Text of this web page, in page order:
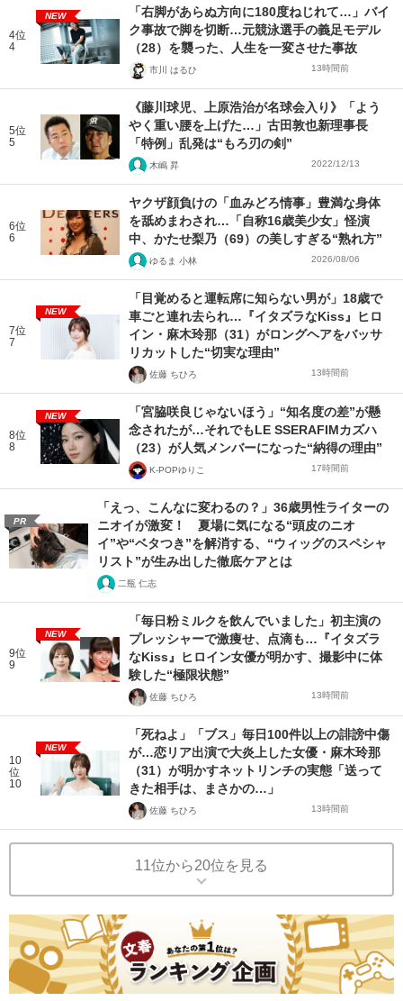
4位
4
NEW
「右脚があらぬ方向に180度ねじれて…」バイ
ク事故で脚を切断…元競泳選手の義足モデル
（28）を襲った、人生を一変させた事故
市川 はるひ 13時間前
5位
5
《藤川球児、上原浩治が名球会入り》「よう
やく重い腰を上げた…」古田敦也新理事長
「特例」乱発は“もろ刃の剣”
木嶋 昇 2022/12/13
6位
6
ヤクザ顔負けの「血みどろ情事」豊満な身体
を舐めまわされ…「自称16歳美少女」怪演
中、かたせ梨乃（69）の美しすぎる“熟れ方”
ゆるま 小林 2026/08/06
7位
7
NEW
「目覚めると運転席に知らない男が」18歳で
車ごと連れ去られ…『イタズラなKiss』ヒロ
イン・麻木玲那（31）がロングヘアをバッサ
リカットした“切実な理由”
佐藤 ちひろ 13時間前
8位
8
NEW
「宮脇咲良じゃないほう」“知名度の差”が懸
念されたが…それでもLE SSERAFIMカズハ
（23）が人気メンバーになった“納得の理由”
K-POPゆりこ 17時間前
PR
「えっ、こんなに変わるの？」36歳男性ライターの
ニオイが激変！ 夏場に気になる“頭皮のニオ
イ”や“ベタつき”を解消する、“ウィッグのスペシャ
リスト”が生み出した徹底ケアとは
二瓶 仁志
9位
9
NEW
「毎日粉ミルクを飲んでいました」初主演の
プレッシャーで激痩せ、点滴も…『イタズラ
なKiss』ヒロイン女優が明かす、撮影中に体
験した“極限状態”
佐藤 ちひろ 13時間前
10
位
10
NEW
「死ねよ」「ブス」毎日100件以上の誹謗中傷
が…恋リア出演で大炎上した女優・麻木玲那
（31）が明かすネットリンチの実態「送って
きた相手は、まさかの…」
佐藤 ちひろ 13時間前
11位から20位を見る